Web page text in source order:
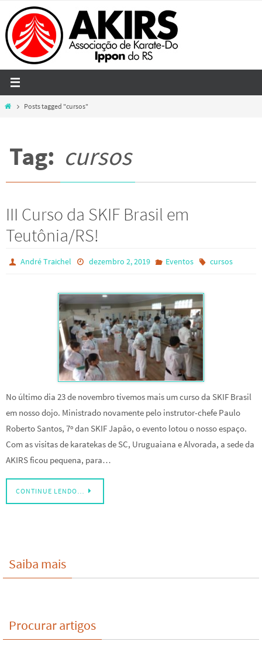
to
content
HomePosts tagged "cursos"
Tag: cursos
III Curso da SKIF Brasil em
Teutônia/RS!
André Traichel dezembro 2, 2019 Eventos cursos
No último dia 23 de novembro tivemos mais um curso da SKIF Brasil
em nosso dojo. Ministrado novamente pelo instrutor-chefe Paulo
Roberto Santos, 7º dan SKIF Japão, o evento lotou o nosso espaço.
Com as visitas de karatekas de SC, Uruguaiana e Alvorada, a sede da
AKIRS ficou pequena, para…
CONTINUE LENDO…
Saiba mais
Procurar artigos